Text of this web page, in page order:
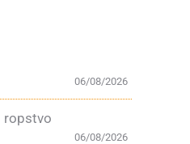
06/08/2026
ropstvo
06/08/2026